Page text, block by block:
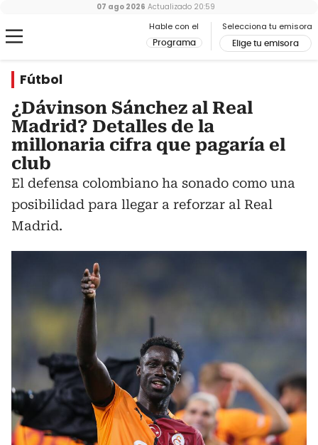
Hable con el
Programa
Selecciona tu emisora
Elige tu emisora
07 ago 2026 Actualizado 20:59
Fútbol
¿Dávinson Sánchez al Real
Madrid? Detalles de la
millonaria cifra que pagaría el
club
El defensa colombiano ha sonado como una
posibilidad para llegar a reforzar al Real
Madrid.